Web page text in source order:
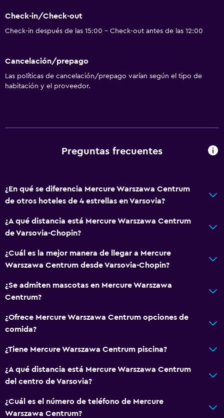
Check-in/Check-out
Check-in después de las 15:00 - Check-out antes de las 12:00
Cancelación/prepago
Las políticas de cancelación/prepago varían según el tipo de
habitación y el proveedor.
Preguntas frecuentes
¿En qué se diferencia Mercure Warszawa Centrum
de otros hoteles de 4 estrellas en Varsovia?
¿A qué distancia está Mercure Warszawa Centrum
de Varsovia-Chopin?
¿Cuál es la mejor manera de llegar a Mercure
Warszawa Centrum desde Varsovia-Chopin?
¿Se admiten mascotas en Mercure Warszawa
Centrum?
¿Ofrece Mercure Warszawa Centrum opciones de
comida?
¿Tiene Mercure Warszawa Centrum piscina?
¿A qué distancia está Mercure Warszawa Centrum
del centro de Varsovia?
¿Cuál es el número de teléfono de Mercure
Warszawa Centrum?